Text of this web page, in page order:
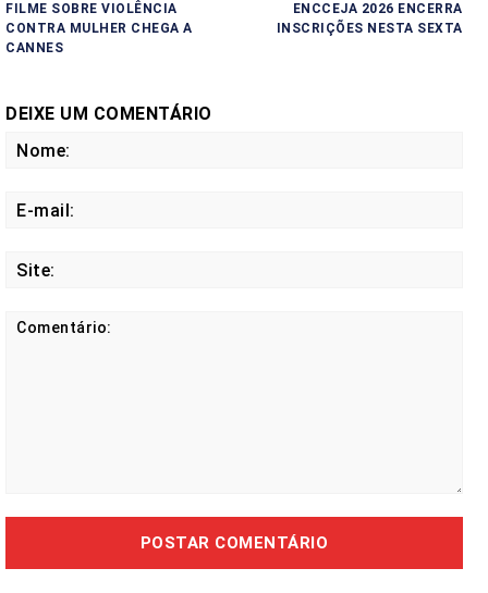
FILME SOBRE VIOLÊNCIA
CONTRA MULHER CHEGA A
CANNES
ENCCEJA 2026 ENCERRA
INSCRIÇÕES NESTA SEXTA
DEIXE UM COMENTÁRIO